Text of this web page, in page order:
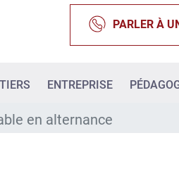
PARLER À
ENTREPRISE
en alternance